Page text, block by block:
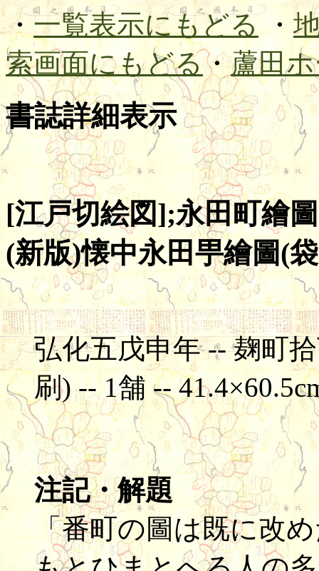
・一覧表示にもどる・
索画面にもどる・蘆田
書誌詳細表示
[江戸切絵図];永田町繪
(新版)懐中永田甼繪圖(
弘化五戊申年 -- 麹町
刷) -- 1舗 --
注記・解題
「番町の圖は既に改